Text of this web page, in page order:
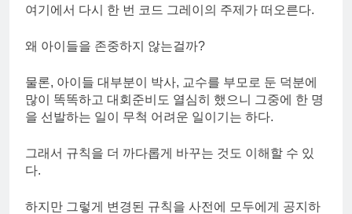
여기에서 다시 한 번 코드 그레이의 주제가 떠오른다.
왜 아이들을 존중하지 않는걸까?
물론, 아이들 대부분이 박사, 교수를 부모로 둔 덕분에
많이 똑똑하고 대회준비도 열심히 했으니 그중에 한 명
을 선발하는 일이 무척 어려운 일이기는 하다.
그래서 규칙을 더 까다롭게 바꾸는 것도 이해할 수 있
다.
하지만 그렇게 변경된 규칙을 사전에 모두에게 공지하